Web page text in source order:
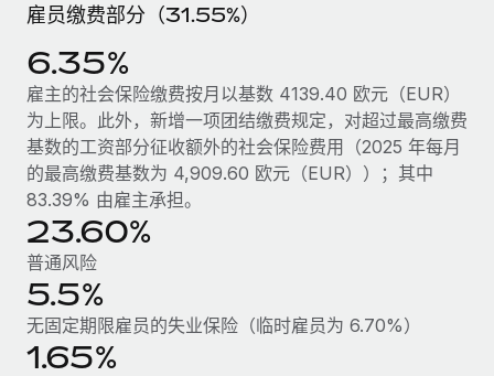
服务
咨询专家
获得全球人力资源与合规方面的专家帮助
背景调查
简化候选人筛选流程
合规守望台
防范合规风险
设备管理
在全球范围内配置和跟踪 IT 设备
实体设立
Remote Build
即将推出
集成与人工智能自动化咨询
案例研究
Cultivating a Thriving Remote-First Culture in
Partnership with Remote
At a glance Discover the evolution of TheyDo, a pioneering
journey management platform that has...
了解更多
薪金与人才洞察
洞察中心
获得支持
查看全部资源
博客
Why owned entities are key to maintaining
EOR compliance
to the demands of today’s labor market, the...
雇员缴费部分（31.55%）
6.35%
雇主的社会保险缴费按月以基数 4139.40 欧元（EUR）
为上限。此外，新增一项团结缴费规定，对超过最高缴费
基数的工资部分征收额外的社会保险费用（2025 年每月
的最高缴费基数为 4,909.60 欧元（EUR））；其中
83.39% 由雇主承担。
23.60%
普通风险
5.5%
无固定期限雇员的失业保险（临时雇员为 6.70%）
1.65%